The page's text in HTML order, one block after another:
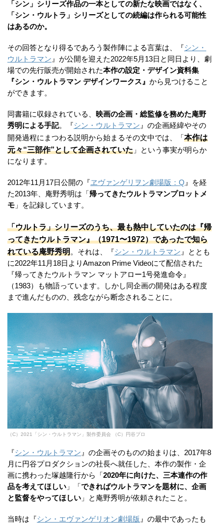
「シン」シリーズ作品の一本としての新たな映画ではなく、
「シン・ウルトラ」シリーズとしての続編は作られる可能性
はあるのか。
その回答となり得るであろう製作陣による言葉は、『シン・
ウルトラマン 』が公開を迎えた2022年5月13日と同日より、劇
場での先行販売が開始された本作の設定・デザイン資料集
『シン・ウルトラマン デザインワークス』 から見つけること
ができます。
同書籍に収録されている、
映画の企画・総監修を務めた庵野
秀明による手記。『シン・ウルトラマン 』の企画経緯やその
開発過程にまつわる説明から始まるその文中では、「 本作は
元々“三部作”として企画されていた 」という事実が明らか
になります。
2012年11月17日公開の『ヱヴァンゲリヲン劇場版：Q 』を経
た2013年、庵野秀明は「 帰ってきたウルトラマンプロットメ
モ 」を記録しています。
「ウルトラ」シリーズのうち、最も熱中していたのは『帰
ってきたウルトラマン』（1971〜1972）であったで知ら
れている庵野秀明。それは、『シン・ウルトラマン 』ととも
に2022年11月18日よりAmazon Prime Videoにて配信された
『帰ってきたウルトラマン マットアロー1号発進命令』
（1983）も物語っています。しかし同企画の開発はある程度
まで進んだものの、残念ながら断念されることに。
（C）2021「シン・ウルトラマン」製作委員会 （C）円谷プロ
『シン・ウルトラマン 』の企画そのものの始まりは、2017年8
月に円谷プロダクションの社長へ就任した、本作の製作・企
画に携わった塚越隆行から「 2020年に向けた、三本連作の作
品を考えてほしい 」「 できればウルトラマンを題材に、企画
と監督をやってほしい 」と庵野秀明が依頼されたこと。
当時は『シン・エヴァンゲリオン劇場版 』の最中であったも